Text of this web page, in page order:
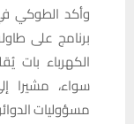
وأكد الطوكي
برنامج على
الكهرباء بات
سواء، مشيرا
مسؤوليات